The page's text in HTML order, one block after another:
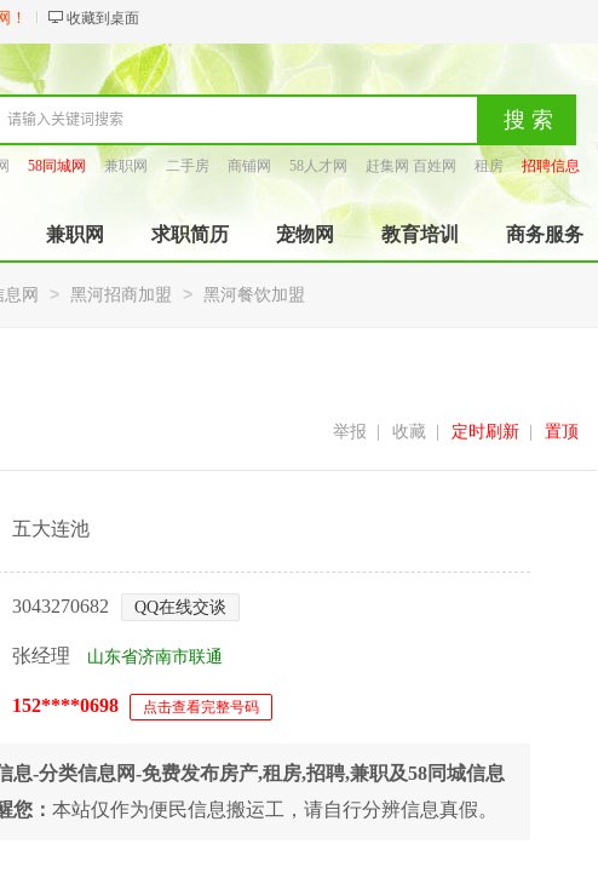
！ 收藏到桌面
58同城网 兼职网 二手房 商铺网 58人才网 赶集网 百姓网 租房
招聘信息
兼职网 求职简历 宠物网 教育培训 商务服务
网 > 黑河招商加盟 > 黑河餐饮加盟
置顶
定时刷新
收藏
举报
五大连池
3043270682 QQ在线交谈
张经理 山东省济南市联通
152****0698 点击查看完整号码
息-分类信息网-免费发布房产,租房,招聘,兼职及58同城信息
您： 本站仅作为便民信息搬运工，请自行分辨信息真假。